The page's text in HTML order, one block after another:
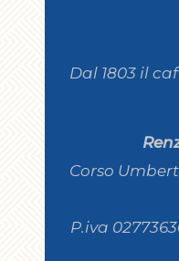
Dal 1803 il
Corso
P.iva